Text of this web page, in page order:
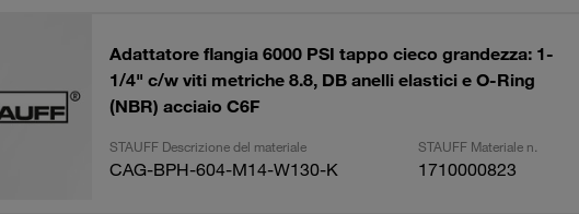
Adattatore flangia 6000 PSI tappo cieco grandezza: 1-
1/4" c/w viti metriche 8.8, DB anelli elastici e O-Ring
(NBR) acciaio C6F
STAUFF Descrizione del materiale STAUFF Materiale n.
CAG-BPH-604-M14-W130-K 1710000823